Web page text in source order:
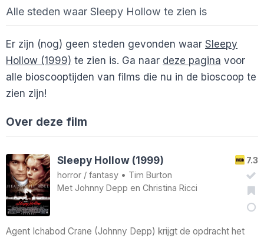
Alle steden waar Sleepy Hollow te zien is
Er zijn (nog) geen steden gevonden waar Sleepy
Hollow (1999) te zien is. Ga naar deze pagina voor
alle bioscooptijden van films die nu in de bioscoop te
zien zijn!
Over deze film
7.3
Sleepy Hollow (1999)
horror / fantasy • Tim Burton
Met Johnny Depp en Christina Ricci
Agent Ichabod Crane (Johnny Depp) krijgt de opdracht het